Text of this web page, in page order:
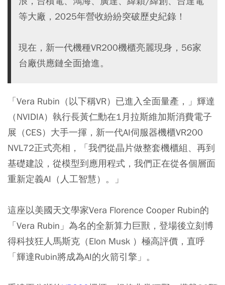
等大廠，2025年營收紛紛突破歷史紀錄！
現在，新一代機種VR200機櫃亮麗現身，56家
台廠供應鏈全面搶進。
「Vera Rubin（以下稱VR）已進入全面量產，」輝達
（NVIDIA）執行長黃仁勳在1月拉斯維加斯消費電子
展（CES）大手一揮，新一代AI伺服器機櫃VR200
NVL72正式亮相，「我們從晶片做整套機櫃組、再到
基礎建設，從模型到應用程式，我們正在從各個層面
重新定義AI（人工智慧）。」
這座以美國天文學家Vera Florence Cooper Rubin的
「Vera Rubin」為名的全新算力巨獸，登場後立刻博
得科技狂人馬斯克（Elon Musk ）極高評價，直呼
「輝達Rubin將成為AI的火箭引擎」。